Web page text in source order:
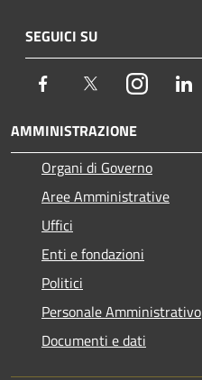
SEGUICI SU
Facebook TwitterInstagram
AMMINISTRAZIONE
Organi di Governo
Aree Amministrative
Uffici
Enti e fondazioni
Politici
Personale Amministrativo
Documenti e dati